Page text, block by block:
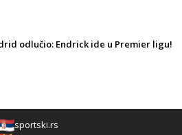
odlučio: Endrick ide u Premier ligu!
sportski.rs